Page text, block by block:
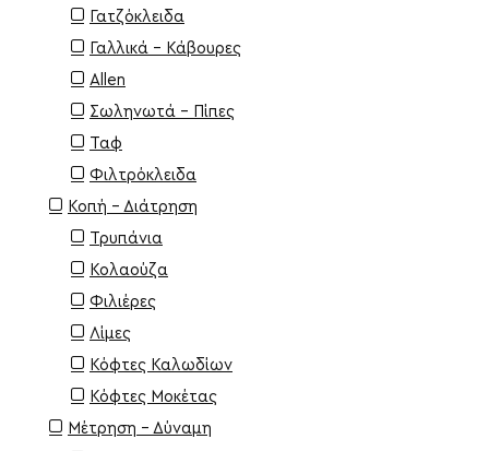
Γατζόκλειδα
Γαλλικά - Κάβουρες
Allen
Σωληνωτά - Πίπες
Ταφ
Φιλτρόκλειδα
Κοπή - Διάτρηση
Τρυπάνια
Κολαούζα
Φιλιέρες
Λίμες
Κόφτες Καλωδίων
Κόφτες Μοκέτας
Μέτρηση - Δύναμη